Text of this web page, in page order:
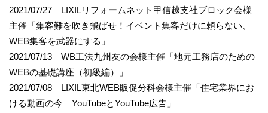
2021/07/27 LIXILリフォームネット甲信越支社ブロック会様
主催「集客難を吹き飛ばせ！イベント集客だけに頼らない、
WEB集客を武器にする」
2021/07/13 WB工法九州友の会様主催「地元工務店のための
WEBの基礎講座（初級編）」
2021/07/08 LIXIL東北WEB販促分科会様主催「住宅業界にお
ける動画の今 YouTubeとYouTube広告」